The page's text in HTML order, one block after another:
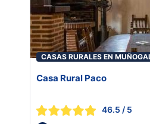
CASAS RURALES EN
Casa Rural Paco
46.5 / 5